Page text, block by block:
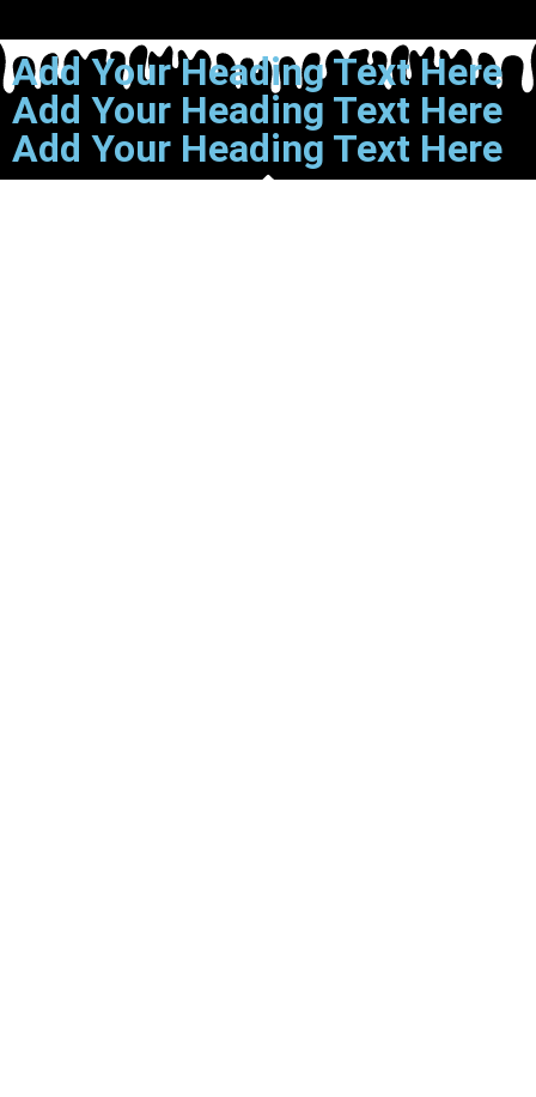
Add Your Heading Text Here
Add Your Heading Text Here
Add Your Heading Text Here